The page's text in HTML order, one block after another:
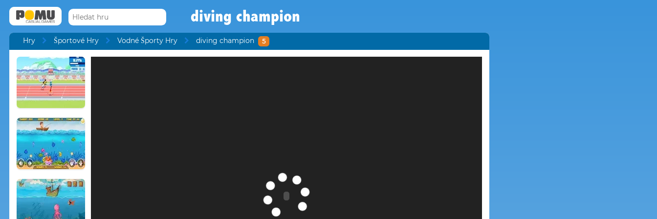
diving champion
Hry Športové Hry Vodné Športy Hry diving champion 5